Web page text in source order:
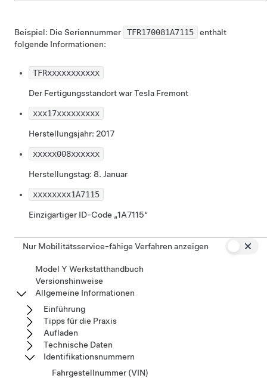
Beispiel: Die Seriennummer TFR170081A7115
enthält
folgende Informationen:
TFRxxxxxxxxxxx
Der Fertigungsstandort war Tesla Fremont
xxx17xxxxxxxxx
Herstellungsjahr: 2017
xxxxx008xxxxxx
Herstellungstag: 8. Januar
xxxxxxxx1A7115
Einzigartiger ID-Code „1A7115“
Nur Mobilitätsservice-fähige Verfahren anzeigen
Model Y Werkstatthandbuch
Versionshinweise
Allgemeine Informationen
Einführung
Tipps für die Praxis
Aufladen
Technische Daten
Identifikationsnummern
Fahrgestellnummer (VIN)